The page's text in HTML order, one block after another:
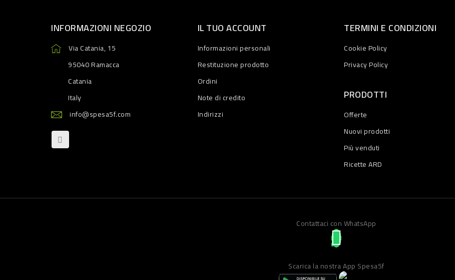
INFORMAZIONI NEGOZIO
Via Catania, 15
95040 Ramacca
Catania
Italy
info@spesa5f.com
IL TUO ACCOUNT
Informazioni personali
Restituzione prodotto
Ordini
Note di credito
Indirizzi
TERMINI E CONDIZIONI
Cookie Policy
Privacy Policy
PRODOTTI
Offerte
Nuovi prodotti
Più venduti
Ricette ARD
Contattaci con WhatsApp
Scarica la nostra App Spesa5f